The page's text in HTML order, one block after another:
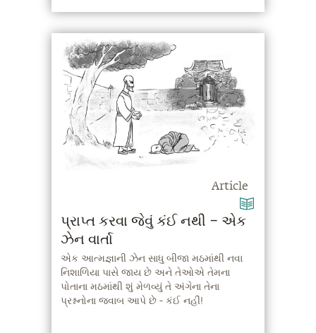
Article
પ્રાપ્ત કરવા જેવું કંઈ નથી – એક
ઝેન વાર્તા
એક આત્મજ્ઞાની ઝેન સાધુ બીજા મઠમાંથી નવા
નિશાળિયા પાસે જાય છે અને તેઓએ તેમના
પોતાના મઠમાંથી શું મેળવ્યું તે અંગેના તેના
પ્રશ્નનોના જવાબ આપે છે - કંઈ નહીં!